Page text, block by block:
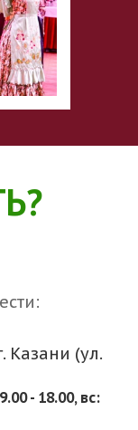
Казани (ул.
- 18.00, вс: